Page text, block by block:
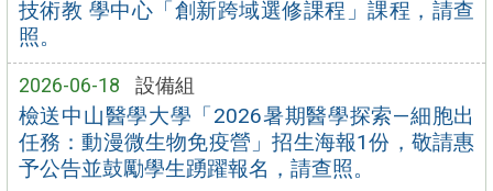
技術教 學中心「創新跨域選修課程」課程，請查
照。
2026-06-18 設備組
檢送中山醫學大學「2026暑期醫學探索—細胞出
任務：動漫微生物免疫營」招生海報1份，敬請惠
予公告並鼓勵學生踴躍報名，請查照。